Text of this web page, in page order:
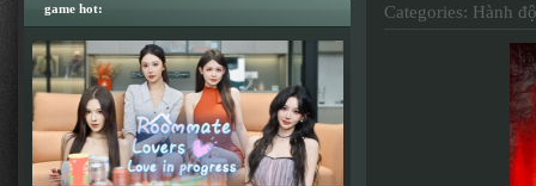
Categories: Hành
game hot: